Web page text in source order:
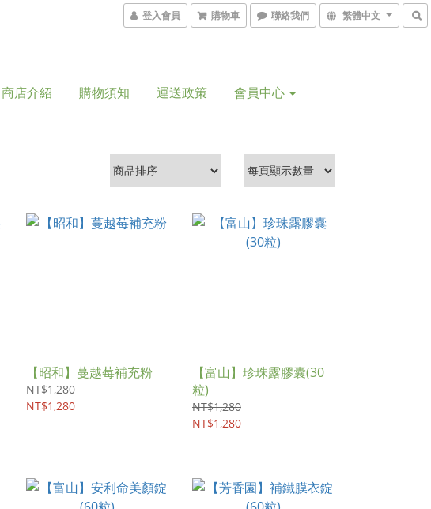
登入會員 購物車 聯絡我們 繁體中文
商店介紹 購物須知 運送政策 會員中心
【昭和】蔓越莓補充粉
NT$1,280
NT$1,280
【富山】珍珠露膠囊(30
粒)
NT$1,280
NT$1,280